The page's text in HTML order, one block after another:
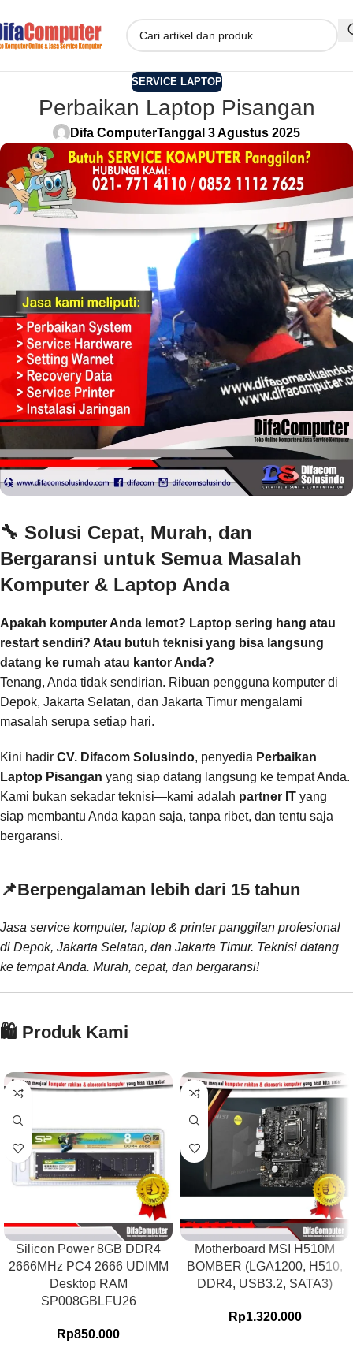
SERVICE LAPTOP
Perbaikan Laptop Pisangan
Difa ComputerTanggal 3 Agustus 2025
🔧 Solusi Cepat, Murah, dan
Bergaransi untuk Semua Masalah
Komputer & Laptop Anda
Apakah komputer Anda lemot? Laptop sering hang atau
restart sendiri? Atau butuh teknisi yang bisa langsung
datang ke rumah atau kantor Anda?
Tenang, Anda tidak sendirian. Ribuan pengguna komputer di
Depok, Jakarta Selatan, dan Jakarta Timur mengalami
masalah serupa setiap hari.
Kini hadir CV. Difacom Solusindo, penyedia Perbaikan
Laptop Pisangan yang siap datang langsung ke tempat Anda.
Kami bukan sekadar teknisi—kami adalah partner IT yang
siap membantu Anda kapan saja, tanpa ribet, dan tentu saja
bergaransi.
📌Berpengalaman lebih dari 15 tahun
Jasa service komputer, laptop & printer panggilan profesional
di Depok, Jakarta Selatan, dan Jakarta Timur. Teknisi datang
ke tempat Anda. Murah, cepat, dan bergaransi!
🛍️ Produk Kami
Silicon Power 8GB DDR4
2666MHz PC4 2666 UDIMM
Desktop RAM
SP008GBLFU26
Rp850.000
Motherboard MSI H510M
BOMBER (LGA1200, H510,
DDR4, USB3.2, SATA3)
Rp1.320.000